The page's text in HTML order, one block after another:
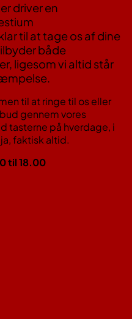
driver en
til at tage os af dine
både
ligesom vi altid står
til at ringe til os eller
gennem vores
tasterne på hverdage, i
faktisk altid.
til 18.00